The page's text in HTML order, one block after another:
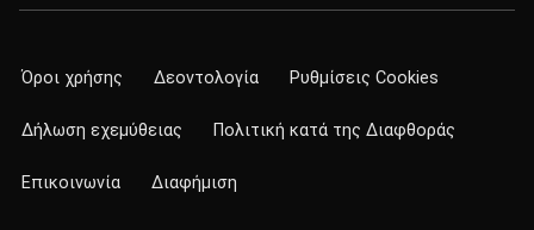
Όροι χρήσης Δεοντολογία Ρυθμίσεις Cookies
Δήλωση εχεμύθειας Πολιτική κατά της Διαφθοράς
Επικοινωνία Διαφήμιση